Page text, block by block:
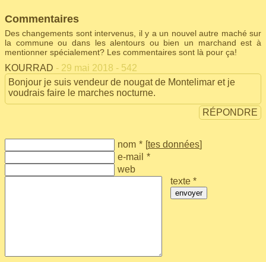
Commentaires
Des changements sont intervenus, il y a un nouvel autre maché sur
la commune ou dans les alentours ou bien un marchand est à
mentionner spécialement? Les commentaires sont là pour ça!
KOURRAD - 29 mai 2018 - 542
Bonjour je suis vendeur de nougat de Montelimar et je
voudrais faire le marches nocturne.
RÉPONDRE
nom * [tes données]
e-mail *
web
texte *
envoyer